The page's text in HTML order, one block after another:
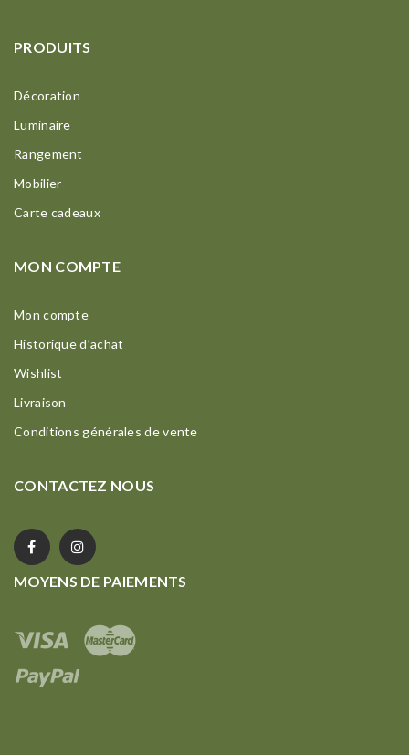
PRODUITS
Décoration
Luminaire
Rangement
Mobilier
Carte cadeaux
MON COMPTE
Mon compte
Historique d’achat
Wishlist
Livraison
Conditions générales de vente
CONTACTEZ NOUS
MOYENS DE PAIEMENTS